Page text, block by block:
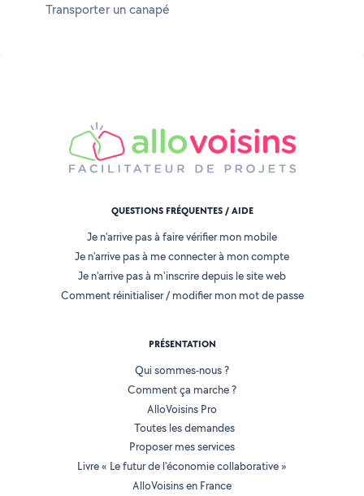
Transporter un canapé
QUESTIONS FRÉQUENTES / AIDE
Je n'arrive pas à faire vérifier mon mobile
Je n'arrive pas à me connecter à mon compte
Je n'arrive pas à m'inscrire depuis le site web
Comment réinitialiser / modifier mon mot de passe
PRÉSENTATION
Qui sommes-nous ?
Comment ça marche ?
AlloVoisins Pro
Toutes les demandes
Proposer mes services
Livre « Le futur de l'économie collaborative »
AlloVoisins en France